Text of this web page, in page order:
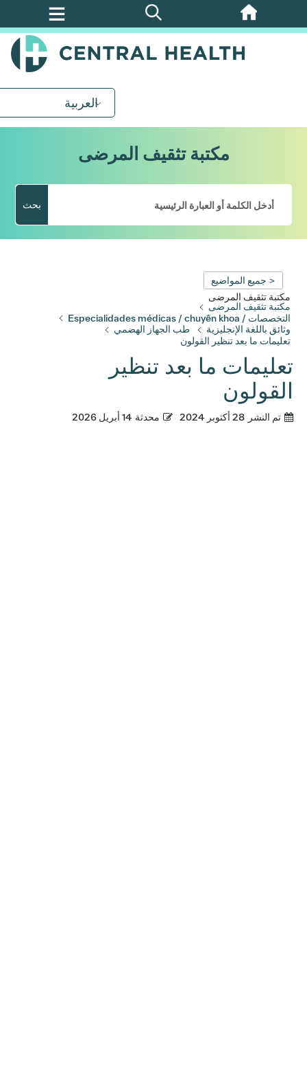
تخطي
العربية
مكتبة تثقيف المرضى
بحث
< جميع المواضيع
مكتبة تثقيف المرضى
مكتبة تثقيف المرضى
التخصصات / Especialidades médicas / chuyên khoa
وثائق باللغة الإنجليزية
طب الجهاز الهضمي
تعليمات ما بعد تنظير القولون
تعليمات ما بعد تنظير
القولون
تم النشر 28 أكتوبر 2024 محدثة 14 أبريل 2026